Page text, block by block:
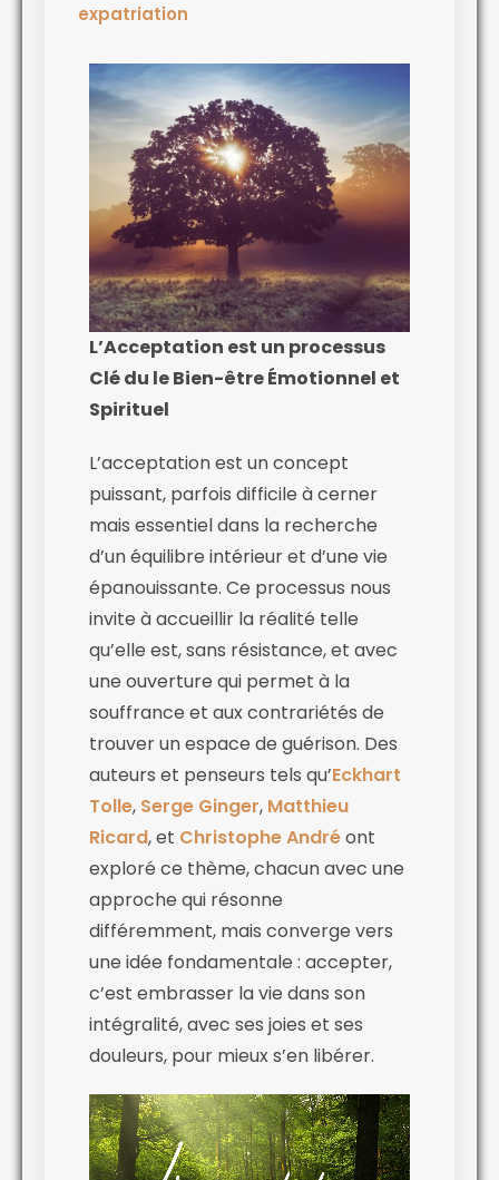
expatriation
L’Acceptation est un processus
Clé du le Bien-être Émotionnel et
Spirituel
L’acceptation est un concept
puissant, parfois difficile à cerner
mais essentiel dans la recherche
d’un équilibre intérieur et d’une vie
épanouissante. Ce processus nous
invite à accueillir la réalité telle
qu’elle est, sans résistance, et avec
une ouverture qui permet à la
souffrance et aux contrariétés de
trouver un espace de guérison. Des
auteurs et penseurs tels qu’Eckhart
Tolle, Serge Ginger, Matthieu
Ricard, et Christophe Andréont
exploré ce thème, chacun avec une
approche qui résonne
différemment, mais converge vers
une idée fondamentale : accepter,
c’est embrasser la vie dans son
intégralité, avec ses joies et ses
douleurs, pour mieux s’en libérer.